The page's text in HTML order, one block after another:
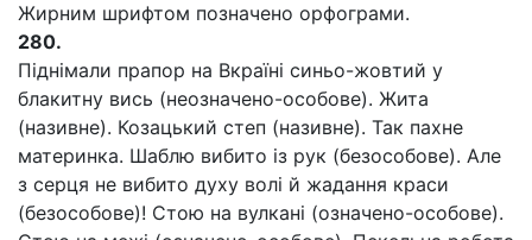
Жирним шрифтом позначено орфограми.
280.
Піднімали прапор на Вкраїні синьо-жовтий у
блакитну вись (неозначено-особове). Жита
(називне). Козацький степ (називне). Так пахне
материнка. Шаблю вибито із рук (безособове). Але
з серця не вибито духу волі й жадання краси
(безособове)! Стою на вулкані (означено-особове).